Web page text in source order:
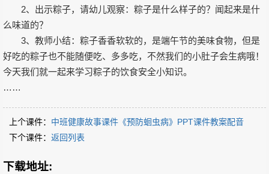
2、出示粽子，请幼儿观察：粽子是什么样子的？闻起来是什
么味道的？
3、教师小结：粽子香香软软的，是端午节的美味食物，但是
好吃的粽子也不能随便吃、多多吃，不然我们的小肚子会生病哦！
今天我们就一起来学习粽子的饮食安全小知识。
……
上个课件： 中班健康故事课件《预防蛔虫病》PPT课件教案配音
下个课件： 返回列表
下载地址: